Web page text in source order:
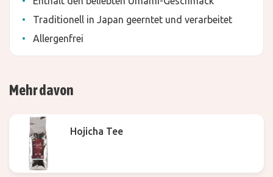
Traditionell in Japan geerntet und verarbeitet
Allergenfrei
Mehr davon
Hojicha Tee